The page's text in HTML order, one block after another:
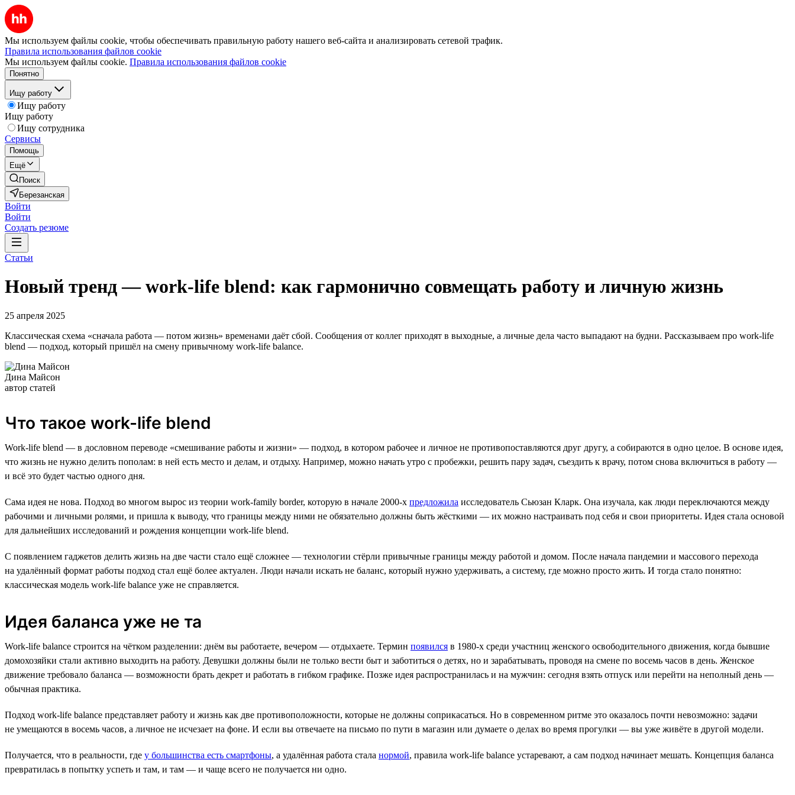
Мы используем файлы cookie, чтобы обеспечивать правильную работу нашего веб-сайта и анализировать сетевой трафик.
Правила использования файлов cookie
Мы используем файлы cookie. Правила использования файлов cookie
Понятно
Ищу работу
Ищу работу
Ищу работу
Ищу сотрудника
Сервисы
Помощь
Ещё
Поиск
Березанская
Войти
Войти
Создать резюме
Статьи
Новый тренд — work-life blend: как гармонично совмещать работу и личную жизнь
25 апреля 2025
Классическая схема «сначала работа — потом жизнь» временами даёт сбой. Сообщения от коллег приходят в выходные, а личные дела часто выпадают на будни. Рассказываем про work-life
blend — подход, который пришёл на смену привычному work-life balance.
Дина Майсон
автор статей
Что такое work-life blend
Work-life blend — в дословном переводе «смешивание работы и жизни» — подход, в котором рабочее и личное не противопоставляются друг другу, а собираются в одно целое. В основе идея,
что жизнь не нужно делить пополам: в ней есть место и делам, и отдыху. Например, можно начать утро с пробежки, решить пару задач, съездить к врачу, потом снова включиться в работу —
и всё это будет частью одного дня.
Сама идея не нова. Подход во многом вырос из теории work-family border, которую в начале 2000-х предложила исследователь Сьюзан Кларк. Она изучала, как люди переключаются между
рабочими и личными ролями, и пришла к выводу, что границы между ними не обязательно должны быть жёсткими — их можно настраивать под себя и свои приоритеты. Идея стала основой
для дальнейших исследований и рождения концепции work-life blend.
С появлением гаджетов делить жизнь на две части стало ещё сложнее — технологии стёрли привычные границы между работой и домом. После начала пандемии и массового перехода
на удалённый формат работы подход стал ещё более актуален. Люди начали искать не баланс, который нужно удерживать, а систему, где можно просто жить. И тогда стало понятно:
классическая модель work-life balance уже не справляется.
Идея баланса уже не та
Work-life balance строится на чётком разделении: днём вы работаете, вечером — отдыхаете. Термин появился в 1980-х среди участниц женского освободительного движения, когда бывшие
домохозяйки стали активно выходить на работу. Девушки должны были не только вести быт и заботиться о детях, но и зарабатывать, проводя на смене по восемь часов в день. Женское
движение требовало баланса — возможности брать декрет и работать в гибком графике. Позже идея распространилась и на мужчин: сегодня взять отпуск или перейти на неполный день —
обычная практика.
Подход work-life balance представляет работу и жизнь как две противоположности, которые не должны соприкасаться. Но в современном ритме это оказалось почти невозможно: задачи
не умещаются в восемь часов, а личное не исчезает на фоне. И если вы отвечаете на письмо по пути в магазин или думаете о делах во время прогулки — вы уже живёте в другой модели.
Получается, что в реальности, где у большинства есть смартфоны, а удалённая работа стала нормой, правила work-life balance устаревают, а сам подход начинает мешать. Концепция баланса
превратилась в попытку успеть и там, и там — и чаще всего не получается ни одно.